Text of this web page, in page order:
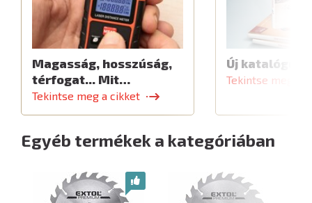
Magasság, hosszúság,
térfogat... Mit…
Tekintse meg a cikket
Új katalógus
Tekintse meg a
Egyéb termékek a kategóriában